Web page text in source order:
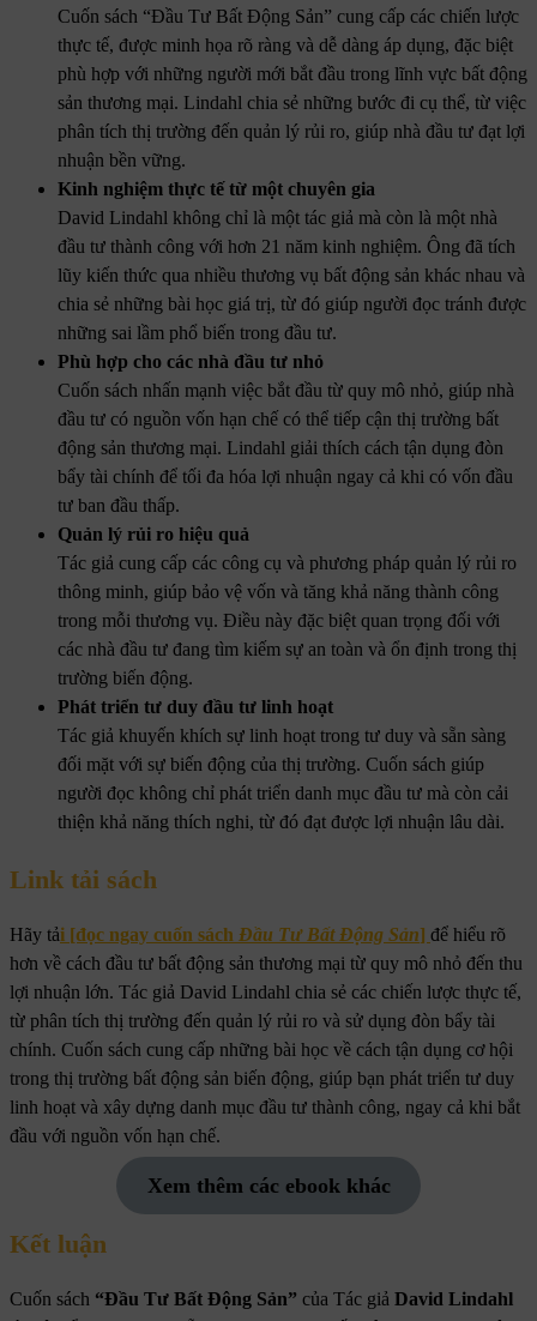
Cuốn sách “Đầu Tư Bất Động Sản” cung cấp các chiến lược
thực tế, được minh họa rõ ràng và dễ dàng áp dụng, đặc biệt
phù hợp với những người mới bắt đầu trong lĩnh vực bất động
sản thương mại. Lindahl chia sẻ những bước đi cụ thể, từ việc
phân tích thị trường đến quản lý rủi ro, giúp nhà đầu tư đạt lợi
nhuận bền vững.
Kinh nghiệm thực tế từ một chuyên gia
David Lindahl không chỉ là một tác giả mà còn là một nhà
đầu tư thành công với hơn 21 năm kinh nghiệm. Ông đã tích
lũy kiến thức qua nhiều thương vụ bất động sản khác nhau và
chia sẻ những bài học giá trị, từ đó giúp người đọc tránh được
những sai lầm phổ biến trong đầu tư.
Phù hợp cho các nhà đầu tư nhỏ
Cuốn sách nhấn mạnh việc bắt đầu từ quy mô nhỏ, giúp nhà
đầu tư có nguồn vốn hạn chế có thể tiếp cận thị trường bất
động sản thương mại. Lindahl giải thích cách tận dụng đòn
bẩy tài chính để tối đa hóa lợi nhuận ngay cả khi có vốn đầu
tư ban đầu thấp.
Quản lý rủi ro hiệu quả
Tác giả cung cấp các công cụ và phương pháp quản lý rủi ro
thông minh, giúp bảo vệ vốn và tăng khả năng thành công
trong mỗi thương vụ. Điều này đặc biệt quan trọng đối với
các nhà đầu tư đang tìm kiếm sự an toàn và ổn định trong thị
trường biến động.
Phát triển tư duy đầu tư linh hoạt
Tác giả khuyến khích sự linh hoạt trong tư duy và sẵn sàng
đối mặt với sự biến động của thị trường. Cuốn sách giúp
người đọc không chỉ phát triển danh mục đầu tư mà còn cải
thiện khả năng thích nghi, từ đó đạt được lợi nhuận lâu dài.
Link tải sách
Hãy tải [đọc ngay cuốn sách Đầu Tư Bất Động Sản] để hiểu rõ
hơn về cách đầu tư bất động sản thương mại từ quy mô nhỏ đến thu
lợi nhuận lớn. Tác giả David Lindahl chia sẻ các chiến lược thực tế,
từ phân tích thị trường đến quản lý rủi ro và sử dụng đòn bẩy tài
chính. Cuốn sách cung cấp những bài học về cách tận dụng cơ hội
trong thị trường bất động sản biến động, giúp bạn phát triển tư duy
linh hoạt và xây dựng danh mục đầu tư thành công, ngay cả khi bắt
đầu với nguồn vốn hạn chế.
Xem thêm các ebook khác
Kết luận
Cuốn sách “Đầu Tư Bất Động Sản” của Tác giả David Lindahl